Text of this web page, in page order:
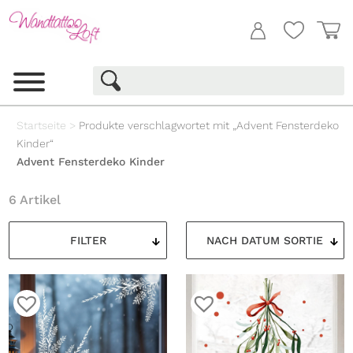
Startseite > Produkte verschlagwortet mit „Advent Fensterdeko
Kinder“
Advent Fensterdeko Kinder
FILTER
6 Artikel